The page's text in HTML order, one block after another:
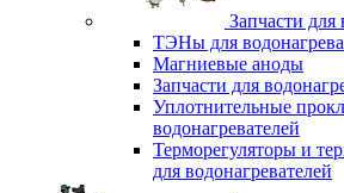
Запчасти для
ТЭНы для
Магниевые аноды
Запчасти для
Уплотнительные
водонагревателей
Терморегуляторы и
для водонагревателей